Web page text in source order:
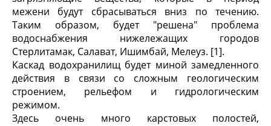
межени будут сбрасываться вниз по течению.
Таким образом, будет "решена" проблема
водоснабжения нижележащих городов
Стерлитамак, Салават, Ишимбай, Мелеуз. [1].
Каскад водохранилищ будет миной замедленного
действия в связи со сложным геологическим
строением, рельефом и гидрологическим
режимом.
Здесь очень много карстовых полостей,